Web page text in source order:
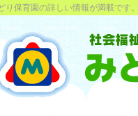
り保育園の詳しい情報が満載です